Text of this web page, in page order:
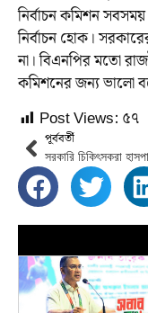
নির্বাচন কমিশন সবসময়
নির্বাচন হোক।
না। বিএনপির মতো
কমিশনের জন্য ভালো
Post Views: ৫৭
পূর্ববর্তী